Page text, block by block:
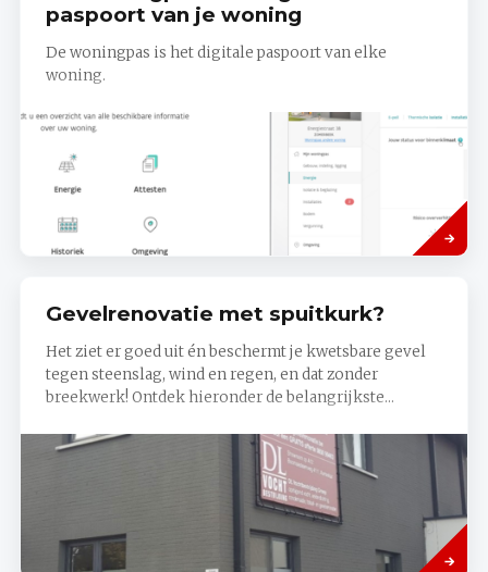
paspoort van je woning
De woningpas is het digitale paspoort van elke
woning.
Read
more
Gevelrenovatie met spuitkurk?
Het ziet er goed uit én beschermt je kwetsbare gevel
tegen steenslag, wind en regen, en dat zonder
breekwerk! Ontdek hieronder de belangrijkste...
Read
more